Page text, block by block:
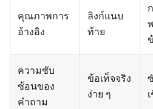
คุณภาพการ
อ้างอิง
ลิงก์แนบ
ท้าย
ความซับ
ซ้อนของ
คำถาม
ข้อเท็จจริง
ง่าย ๆ